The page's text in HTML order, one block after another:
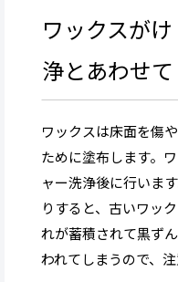
ワックスが
浄とあわせて
ワックスは床面を傷
ために塗布します。
ャー洗浄後に行いま
りすると、古いワッ
れが蓄積されて黒ず
われてしまうので、注